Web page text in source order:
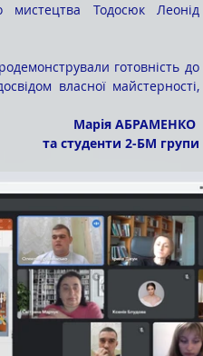
мистецтва Тодосюк Леонід
власної майстерності,
Марія АБРАМЕНКО
та студенти 2-БМ групи